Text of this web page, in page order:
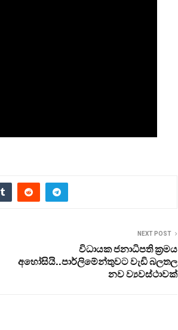
NEXT POST
විධායක ජනාධිපති ක්‍රමය
අහෝසියි..පාර්ලිමේන්තුවට වැඩි බලතල
නව ව්‍යවස්ථාවක්